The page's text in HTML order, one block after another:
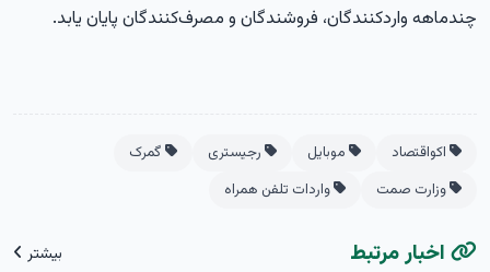
چندماهه واردکنندگان، فروشندگان و مصرف‌کنندگان پایان یابد.
اکواقتصاد موبایل رجیستری
گمرک
وزارت صمت
واردات تلفن همراه
اخبار مرتبط بیشتر